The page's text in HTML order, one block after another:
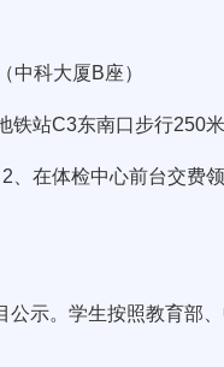
中科大厦B座）
站C3东南口步行250米
、在体检中心前台交费
示。学生按照教育部